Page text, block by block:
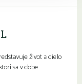
život a dielo
sa v dobe